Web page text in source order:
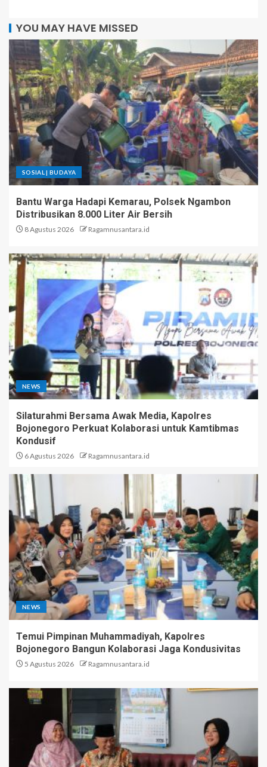
YOU MAY HAVE MISSED
SOSIAL | BUDAYA
Bantu Warga Hadapi Kemarau, Polsek Ngambon
Distribusikan 8.000 Liter Air Bersih
8 Agustus 2026 Ragamnusantara.id
NEWS
Silaturahmi Bersama Awak Media, Kapolres
Bojonegoro Perkuat Kolaborasi untuk Kamtibmas
Kondusif
6 Agustus 2026 Ragamnusantara.id
NEWS
Temui Pimpinan Muhammadiyah, Kapolres
Bojonegoro Bangun Kolaborasi Jaga Kondusivitas
5 Agustus 2026 Ragamnusantara.id